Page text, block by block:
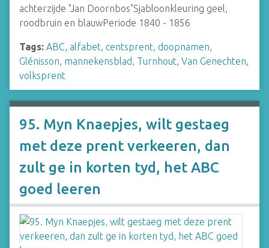
achterzijde "Jan Doornbos"Sjabloonkleuring geel,
roodbruin en blauwPeriode 1840 - 1856
Tags: ABC, alfabet, centsprent, doopnamen,
Glénisson, mannekensblad, Turnhout, Van Genechten,
volksprent
95. Myn Knaepjes, wilt gestaeg
met deze prent verkeeren, dan
zult ge in korten tyd, het ABC
goed leeren